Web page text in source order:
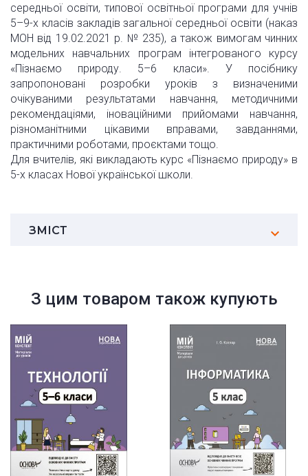
середньої освіти, типової освітньої програми для учнів
5–9-х класів закладів загальної середньої освіти (наказ
МОН від 19.02.2021 р. № 235), а також вимогам чинних
модельних навчальних програм інтегрованого курсу
«Пізнаємо природу. 5–6 класи». У посібнику
запропоновані розробки уроків з визначеними
очікуваними результатами навчання, методичними
рекомендаціями, іноваційними прийомами навчання,
різноманітними цікавими вправами, завданнями,
практичними роботами, проєктами тощо.
Для вчителів, які викладають курс «Пізнаємо природу» в
5-х класах Нової української школи.
ЗМІСТ
З цим товаром також купують